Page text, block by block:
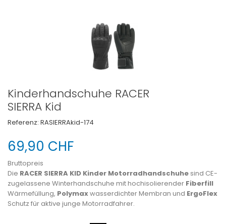
Kinderhandschuhe RACER
SIERRA Kid
Referenz: RASIERRAkid-174
69,90 CHF
Bruttopreis
Die RACER SIERRA KID Kinder Motorradhandschuhe sind CE-
zugelassene Winterhandschuhe mit hochisolierender Fiberfill
Wärmefüllung, Polymaxwasserdichter Membran und ErgoFlex
Schutz für aktive junge Motorradfahrer.